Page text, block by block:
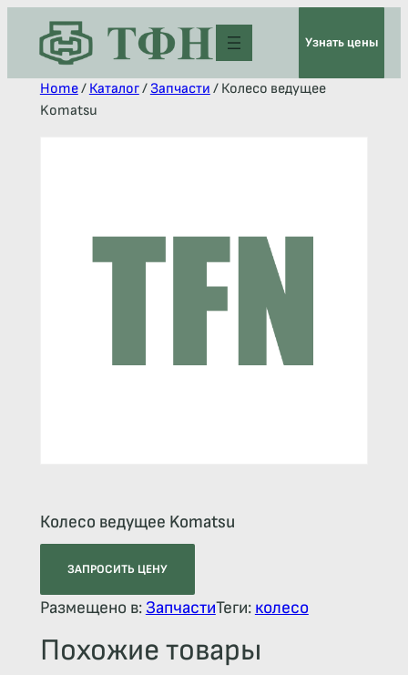
Узнать цены
Home/ Каталог/ Запчасти / Колесо ведущее
Komatsu
Колесо ведущее Komatsu
ЗАПРОСИТЬ ЦЕНУ
Размещено в: ЗапчастиТеги: колесо
Похожие товары